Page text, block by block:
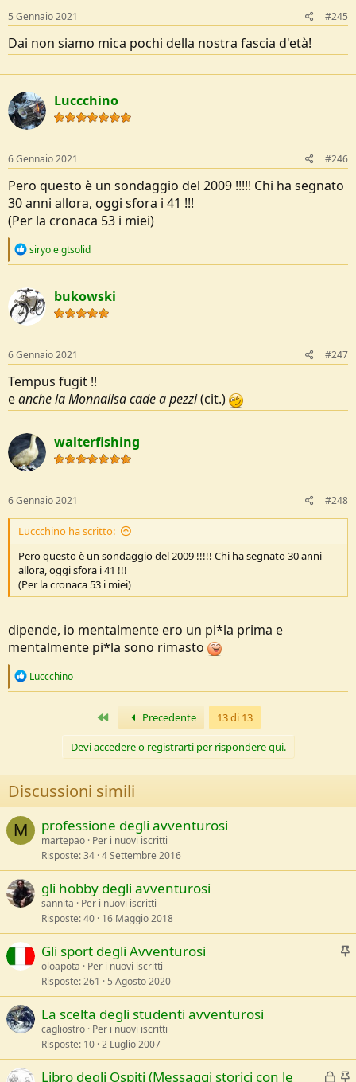
s
:
5 Gennaio 2021 #245
Dai non siamo mica pochi della nostra fascia d'età!
Luccchino
6 Gennaio 2021 #246
Pero questo è un sondaggio del 2009 !!!!! Chi ha segnato
30 anni allora, oggi sfora i 41 !!!
(Per la cronaca 53 i miei)
R
c
t
i
o
s
:
siryoegtsolid
bukowski
6 Gennaio 2021 #247
Tempus fugit !!
eanche la Monnalisa cade a pezzi(cit.)
walterfishing
6 Gennaio 2021 #248
Luccchino ha scritto:
Pero questo è un sondaggio del 2009 !!!!! Chi ha segnato 30 anni
allora, oggi sfora i 41 !!!
(Per la cronaca 53 i miei)
dipende, io mentalmente ero un pi*la prima e
mentalmente pi*la sono rimasto
R
:
Luccchino
Primo Precedente 13 di 13
Devi accedere o registrarti per rispondere qui.
Discussioni simili
M professione degli avventurosi
martepao Per i nuovi iscritti
Risposte 34 4 Settembre 2016
gli hobby degli avventurosi
sannita
Per i nuovi iscritti
Risposte 40 16 Maggio 2018
I
v
e
n
Gli sport degli Avventurosi
oloapota
Per i nuovi iscritti
Risposte 261 5 Agosto 2020
La scelta degli studenti avventurosi
cagliostro Per i nuovi iscritti
Risposte 10 2 Luglio 2007
B I
Libro degli Ospiti (Messaggi storici con le